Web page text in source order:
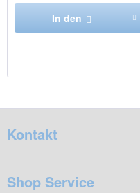
In den
Kontakt
Shop Service